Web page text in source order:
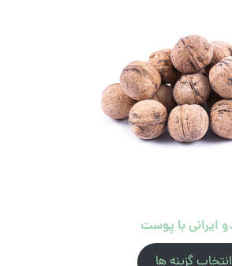
ایرانی با پوست